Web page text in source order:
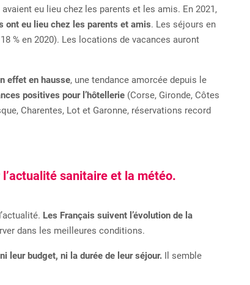
eu lieu chez les parents et les amis. En 2021,
ont eu lieu chez les parents et amis. Les séjours en
% en 2020). Les locations de vacances auront
effet en hausse, une tendance amorcée depuis le
positives pour l’hôtellerie (Corse, Gironde, Côtes
Charentes, Lot et Garonne, réservations record
sanitaire et la météo.
Les Français suivent l’évolution de la
dans les meilleures conditions.
leur budget, ni la durée de leur séjour. Il semble